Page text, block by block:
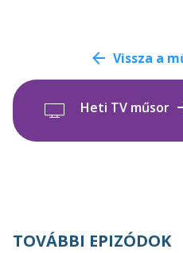
Vissza a
Heti TV műsor
TOVÁBBI EPIZÓDOK